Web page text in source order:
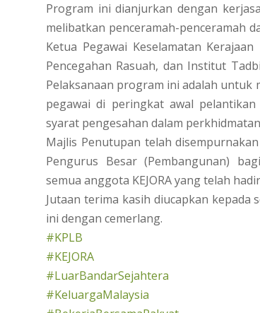
Program ini dianjurkan dengan
melibatkan penceramah-penceramah
Ketua Pegawai Keselamatan
Pencegahan Rasuah, dan Institut
Pelaksanaan program ini adalah untuk
pegawai di peringkat awal
syarat pengesahan dalam
Majlis Penutupan telah
Pengurus Besar (Pembangunan)
semua anggota KEJORA yang telah
Jutaan terima kasih diucapkan
ini dengan cemerlang.
#KPLB
#KEJORA
#LuarBandarSejahtera
#KeluargaMalaysia